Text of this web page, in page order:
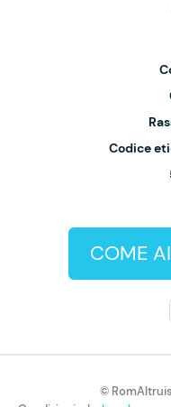
Codice
COME
©